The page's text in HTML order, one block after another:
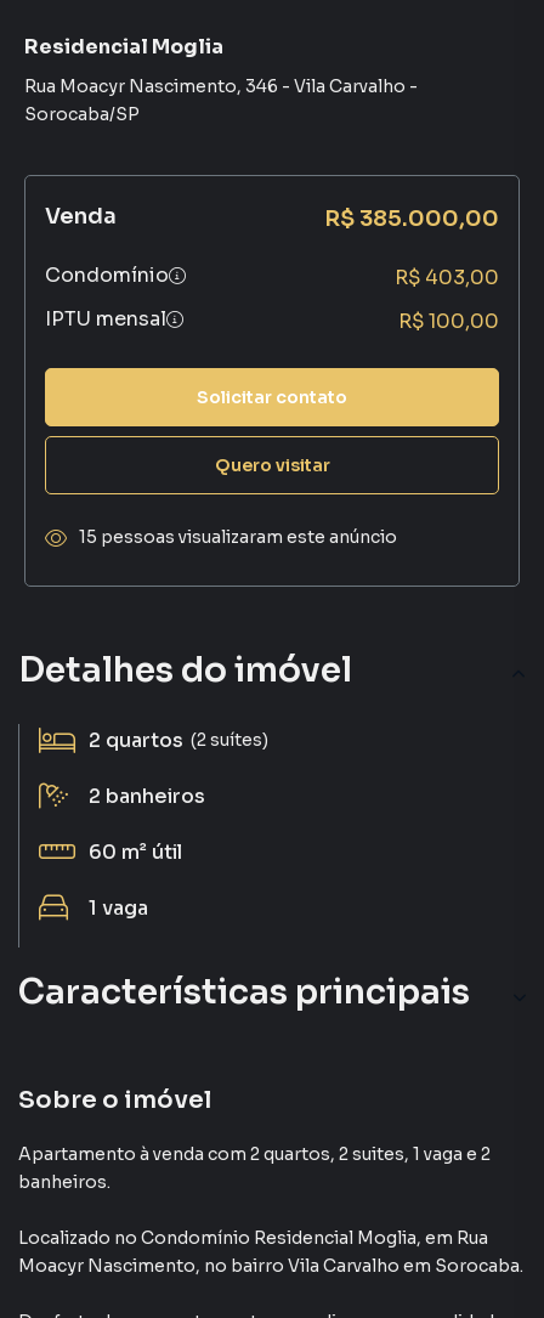
Detalhes do imóvel
2 quartos (2 suítes)
2 banheiros
60 m² útil
1 vaga
Características principais
Varanda
Elevador
Andar Alto
Sobre o imóvel
Apartamento à venda com 2 quartos, 2 suites, 1 vaga e 2
banheiros.
Localizado no Condomínio Residencial Moglia, em Rua
Moacyr Nascimento, no bairro Vila Carvalho em Sorocaba.
Residencial Moglia
Rua Moacyr Nascimento, 346 - Vila Carvalho -
Sorocaba/SP
Venda R$ 385.000,00
Condomínio
R$ 403,00
IPTU mensal
R$ 100,00
Solicitar contato
Quero visitar
15 pessoas visualizaram este anúncio